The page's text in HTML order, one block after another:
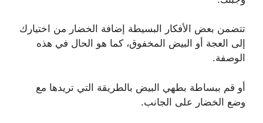
تتضمن بعض الأفكار البسيطة إضافة الخضار من اختيارك
إلى العجة أو البيض المخفوق، كما هو الحال في هذه
الوصفة.
أو قم ببساطة بطهي البيض بالطريقة التي تريدها مع
وضع الخضار على الجانب.